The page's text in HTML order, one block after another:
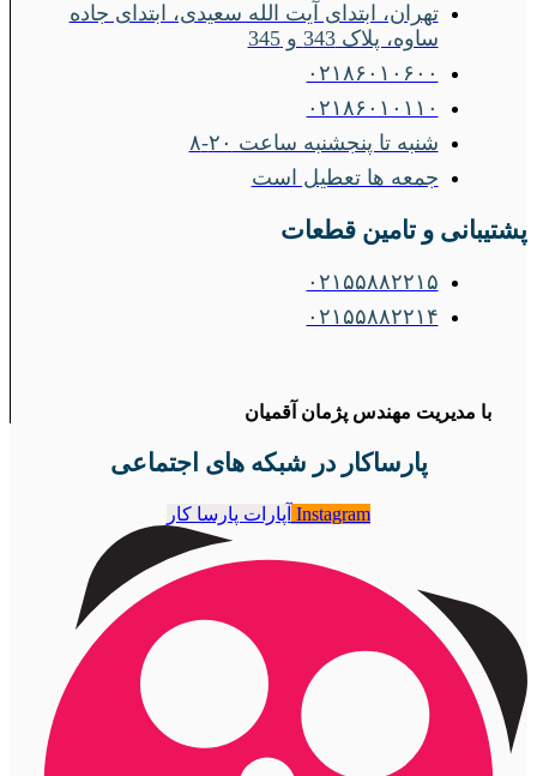
تهران، ابتدای آیت الله سعیدی، ابتدای جاده
ساوه، پلاک 343 و 345
۰۲۱۸۶۰۱۰۶۰۰
۰۲۱۸۶۰۱۰۱۱۰
شنبه تا پنجشنبه ساعت ۲۰-۸
جمعه ها تعطیل است
پشتیبانی و تامین قطعات
۰۲۱۵۵۸۸۲۲۱۵
۰۲۱۵۵۸۸۲۲۱۴
با مدیریت مهندس پژمان آقمیان
پارساکار در شبکه های اجتماعی
Instagram آپارات پارسا کار